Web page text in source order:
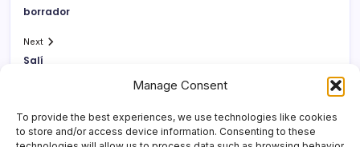
Manage Consent
To provide the best experiences, we use technologies like cookies
to store and/or access device information. Consenting to these
borrador
Next
Salí­